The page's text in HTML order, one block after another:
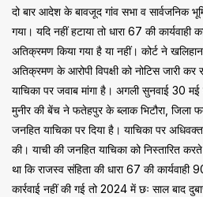
दो बार आदेश के बावजूद गांव सभा व सार्वजनिक
गया। यदि नहीं हटाया तो धारा 67 की कार्यवाही
अतिक्रमण किया गया है या नहीं। कोर्ट ने
अतिक्रमण के आरोपी विपक्षी को नोटिस जारी कर
याचिका पर जवाब मांगा है। अगली सुनवाई 30
मुनीर की बेंच ने फतेहपुर के ब्लाक भिटौरा, जिला
जनहित याचिका पर दिया है। याचिका पर
की। याची की जनहित याचिका को निस्तारित
था कि राजस्व संहिता की धारा 67 की
कार्रवाई नहीं की गई तो 2024 में छः साल बाद